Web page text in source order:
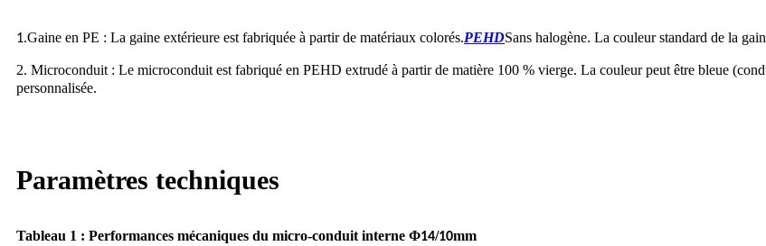
1.Gaine en PE : La gaine extérieure est fabriquée à partir de matériaux colorés.PEHDSans halogène. La couleur standard de la
2. Microconduit : Le microconduit est fabriqué en PEHD extrudé à partir de matière 100 % vierge. La couleur peut être bleue
personnalisée.
Paramètres techniques
Tableau 1 : Performances mécaniques du micro-conduit interne Φ14/10mm